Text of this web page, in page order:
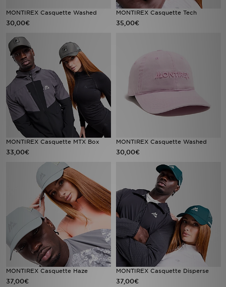
MONTIREX Casquette Washed
30,00€
MONTIREX Casquette Tech
35,00€
MONTIREX Casquette MTX Box
33,00€
MONTIREX Casquette Washed
30,00€
MONTIREX Casquette Haze
37,00€
MONTIREX Casquette Disperse
37,00€